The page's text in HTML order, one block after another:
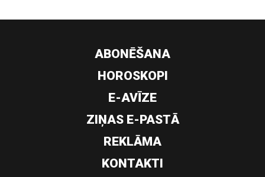
ABONĒŠANA
HOROSKOPI
E-AVĪZE
ZIŅAS E-PASTĀ
REKLĀMA
KONTAKTI